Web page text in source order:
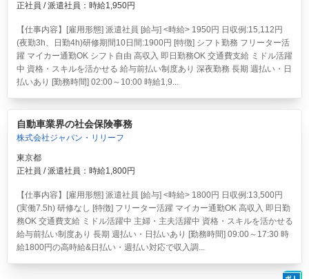
正社員 / 派遣社員：時給1,950円
【仕事内容】[雇用形態] 派遣社員 [給与] <時給> 1950円 日収例:15,112円
(夜勤3h、日勤4h)研修期間10日間:1900円 [特徴] シフト勤務 フリーター活
躍 マイカー通勤OK シフト自由 高収入 即日勤務OK 交通費支給 ミドル活躍
中 資格・スキルを活かせる 給与前払い制度あり 深夜勤務 長期 週払い・日
払いあり [勤務時間] 02:00～10:00 時給1,9...
自動車業界の社会保険事務
株式会社ジャパン・リリーフ
東京都
正社員 / 派遣社員：時給1,800円
【仕事内容】[雇用形態] 派遣社員 [給与] <時給> 1800円 日収例:13,500円
(実働7.5h) 研修なし [特徴] フリーター活躍 マイカー通勤OK 高収入 即日勤
務OK 交通費支給 ミドル活躍中 主婦・主夫活躍中 資格・スキルを活かせる
給与前払い制度あり 長期 週払い・日払いあり [勤務時間] 09:00～17:30 時
給1800円の高時給&日払い・週払い対応で収入調...